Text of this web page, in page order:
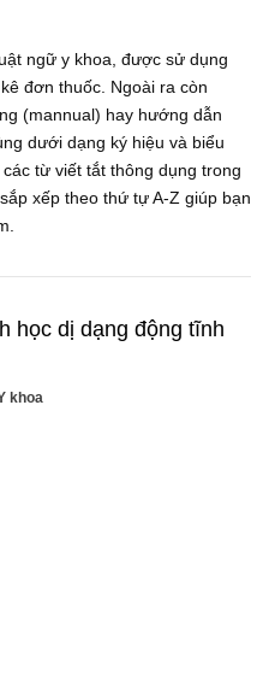
ngữ y khoa, được sử dụng
đơn thuốc. Ngoài ra còn
(mannual) hay hướng dẫn
dưới dạng ký hiệu và biểu
từ viết tắt thông dụng trong
xếp theo thứ tự A-Z giúp bạn
học dị dạng động tĩnh
khoa